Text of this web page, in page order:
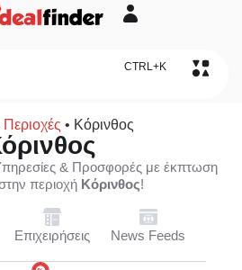
CTRL+K
Περιοχές • Κόρινθος
Υπηρεσίες & Προσφορές με έκπτωση
περιοχή Κόρινθος!
Επιχειρήσεις News Feeds